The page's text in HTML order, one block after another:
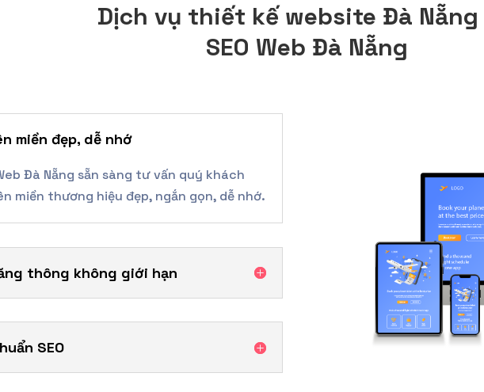
Dịch vụ thiết kế website Đà
SEO Web Đà Nẵng
miền đẹp, dễ nhớ
Đà Nẵng sẵn sàng tư vấn quý khách
miền thương hiệu đẹp, ngắn gọn, dễ nhớ.
thông không giới hạn
SEO